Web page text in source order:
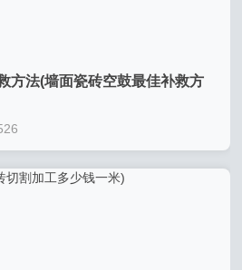
方法(墙面瓷砖空鼓最佳补救方